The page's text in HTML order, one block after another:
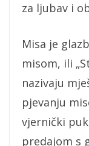
za ljubav i
Misa je
misom, ili
nazivaju
pjevanju
vjernički
predajom s